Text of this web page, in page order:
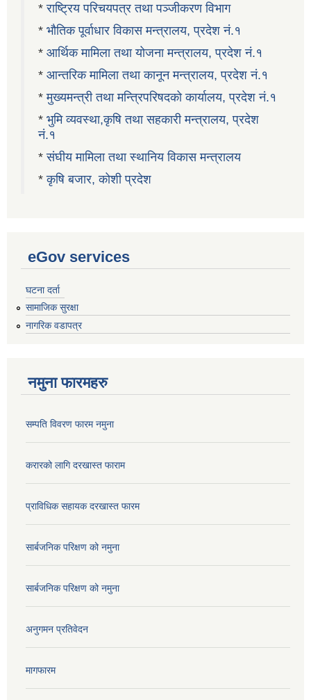
*राष्ट्रिय परिचयपत्र तथा पञ्जीकरण विभाग
* भौतिक पूर्वाधार विकास मन्त्रालय, प्रदेश नं.१
* आर्थिक मामिला तथा योजना मन्त्रालय, प्रदेश नं.१
* आन्तरिक मामिला तथा कानून मन्त्रालय, प्रदेश नं.१
*मुख्यमन्त्री तथा मन्त्रिपरिषदको कार्यालय, प्रदेश नं.१
* भुमि व्यवस्था,कृषि तथा सहकारी मन्त्रालय, प्रदेश
नं.१
*संघीय मामिला तथा स्थानिय विकास मन्त्रालय
*कृषि बजार, कोशी प्रदेश
eGov services
घटना दर्ता
सामाजिक सुरक्षा
नागरिक वडापत्र
नमुना फारमहरु
सम्पति विवरण फारम नमुना
करारको लागि दरखास्त फाराम
प्राविधिक सहायक दरखास्त फारम
सार्बजनिक परिक्षण को नमुना
सार्बजनिक परिक्षण को नमुना
अनुगमन प्रतिवेदन
मागफारम